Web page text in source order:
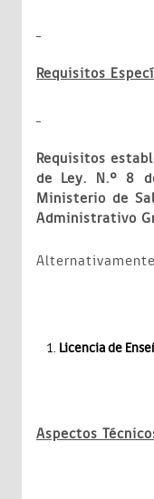
Requisitos
Requisitos
de Ley. N.º 8
Ministerio de
Administrativo
Licencia de
Aspectos